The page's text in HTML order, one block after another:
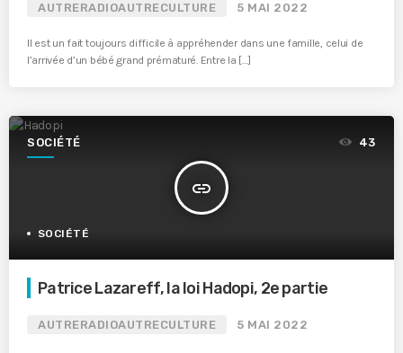
AUTRERADIOAUTRECULTURE 5 MAI 2022
Il est un fait toujours difficile à appréhender dans une famille, celui de
l’arrivée d’un bébé grand prématuré. Entre la […]
SOCIÉTÉ
insert_link
43
SOCIÉTÉ
Patrice Lazareff, la loi Hadopi, 2e partie
AUTRERADIOAUTRECULTURE 5 MAI 2022